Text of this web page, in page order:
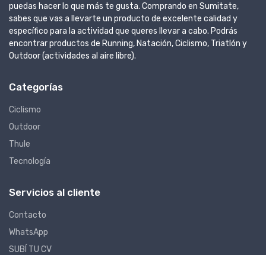
puedas hacer lo que más te gusta. Comprando en Sumitate,
sabes que vas a llevarte un producto de excelente calidad y
específico para la actividad que queres llevar a cabo. Podrás
encontrar productos de Running, Natación, Ciclismo, Triatlón y
Outdoor (actividades al aire libre).
Categorías
Ciclismo
Outdoor
Thule
Tecnología
Servicios al cliente
Contacto
WhatsApp
SUBÍ TU CV